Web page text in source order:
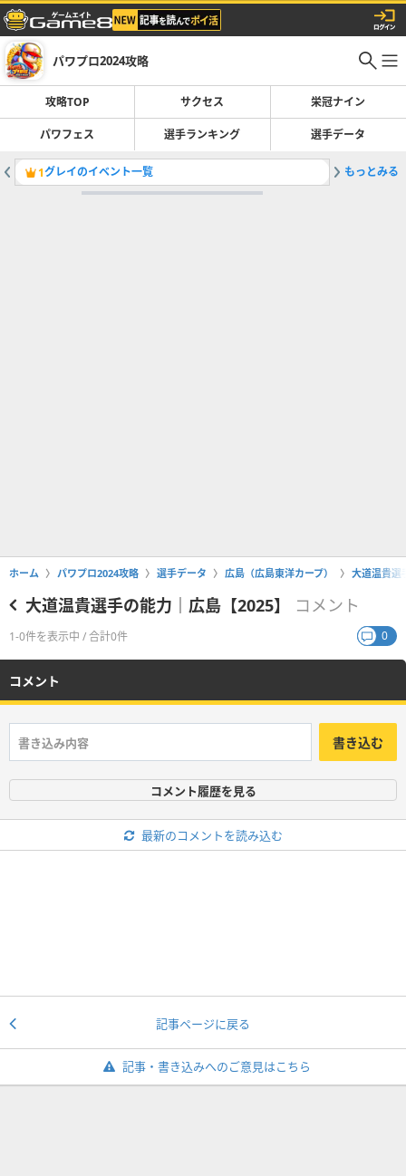
パワプロ2024攻略
攻略TOP サクセス 栄冠ナイン
パワフェス 選手ランキング 選手データ
1グレイのイベント一覧 2山﨑剛
もっとみる
ホーム パワプロ2024攻略 選手データ 広島（広島東洋カープ） 大道温貴選
大道温貴選手の能力｜広島【2025】 コメント
1-0件を表示中 / 合計0件 0
コメント
書き込む
コメント履歴を見る
最新のコメントを読み込む
記事ページに戻る
記事・書き込みへのご意見はこちら